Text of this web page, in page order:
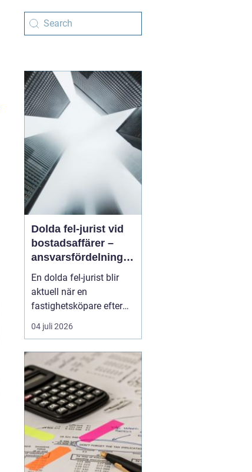
Dolda fel-jurist vid
bostadsaffärer –
ansvarsfördelning,
juridisk prövning
och hantering av
fastighetstvister
En dolda fel-jurist blir
aktuell när en
fastighetsköpare efter
tillträdet upptäcker
brister som inte varit
upptäcka vid köpet. Det
kan röra sig om
konstruktionsfel,
fuktproblem elle...
04 juli 2026